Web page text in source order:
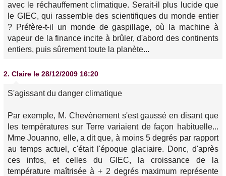
avec le réchauffement climatique. Serait-il plus lucide que
le GIEC, qui rassemble des scientifiques du monde entier
? Préfère-t-il un monde de gaspillage, où la machine à
vapeur de la finance incite à brûler, d'abord des continents
entiers, puis sûrement toute la planète...
2. Claire le 28/12/2009 16:20
S'agissant du danger climatique
Par exemple, M. Chevènement s'est gaussé en disant que
les températures sur Terre variaient de façon habituelle...
Mme Jouanno, elle, a dit que, à moins 5 degrés par rapport
au temps actuel, c'était l'époque glaciaire. Donc, d'après
ces infos, et celles du GIEC, la croissance de la
température maîtrisée à + 2 degrés maximum représente